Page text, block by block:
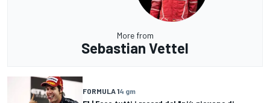
More from
Sebastian Vettel
FORMULA 14 gm